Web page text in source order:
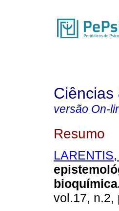
Ciências
versão On-
Resumo
bioquímica
vol.17, n.2,